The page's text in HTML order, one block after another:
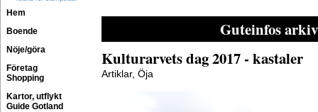
Hem
Boende
Nöje/göra
Företag
Shopping
Kartor, utflykt
Guide Gotland
Guteinfos arkiv
Kulturarvets dag 2017 - kastaler
Artiklar, Öja